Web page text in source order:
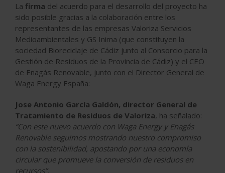
La firma del acuerdo para el desarrollo del proyecto ha
sido posible gracias a la colaboración entre los
representantes de las empresas Valoriza Servicios
Medioambientales y GS Inima (que constituyen la
sociedad Bioreciclaje de Cádiz junto al Consorcio para la
Gestión de Residuos de la Provincia de Cádiz) y el CEO
de Enagás Renovable, junto con el Director General de
Waga Energy España:
Jose Antonio García Galdón, director General de
Tratamiento de Residuos de Valoriza, ha señalado:
“Con este nuevo acuerdo con Waga Energy y Enagás
Renovable seguimos mostrando nuestro compromiso
con la sostenibilidad, apostando por una economía
circular que promueve la conversión de residuos en
recursos”.